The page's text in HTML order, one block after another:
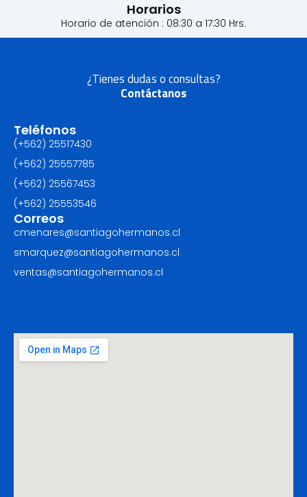
Horarios
Horario de atención : 08:30 a 17:30 Hrs.
¿Tienes dudas o consultas?
Contáctanos
Teléfonos
(+562) 25517430‬
(+562) 25557785
(+562) 25567453‬
(+562) ‪25553546
Correos
cmenares@santiagohermanos.cl
smarquez@santiagohermanos.cl
ventas@santiagohermanos.cl